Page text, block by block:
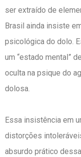
ser extraído de
Brasil ainda insiste
psicológica do dolo.
um “estado mental”
oculta na psique do
dolosa.
Essa insistência em
distorções
absurdo prático